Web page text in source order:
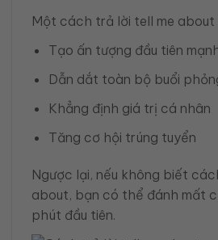
Một cách trả lời tell me
Tạo ấn tượng đầu tiên
Dẫn dắt toàn bộ buổi
Khẳng định giá trị cá nhân
Tăng cơ hội trúng tuyển
Ngược lại, nếu không biết
about, bạn có thể đánh mất
phút đầu tiên.